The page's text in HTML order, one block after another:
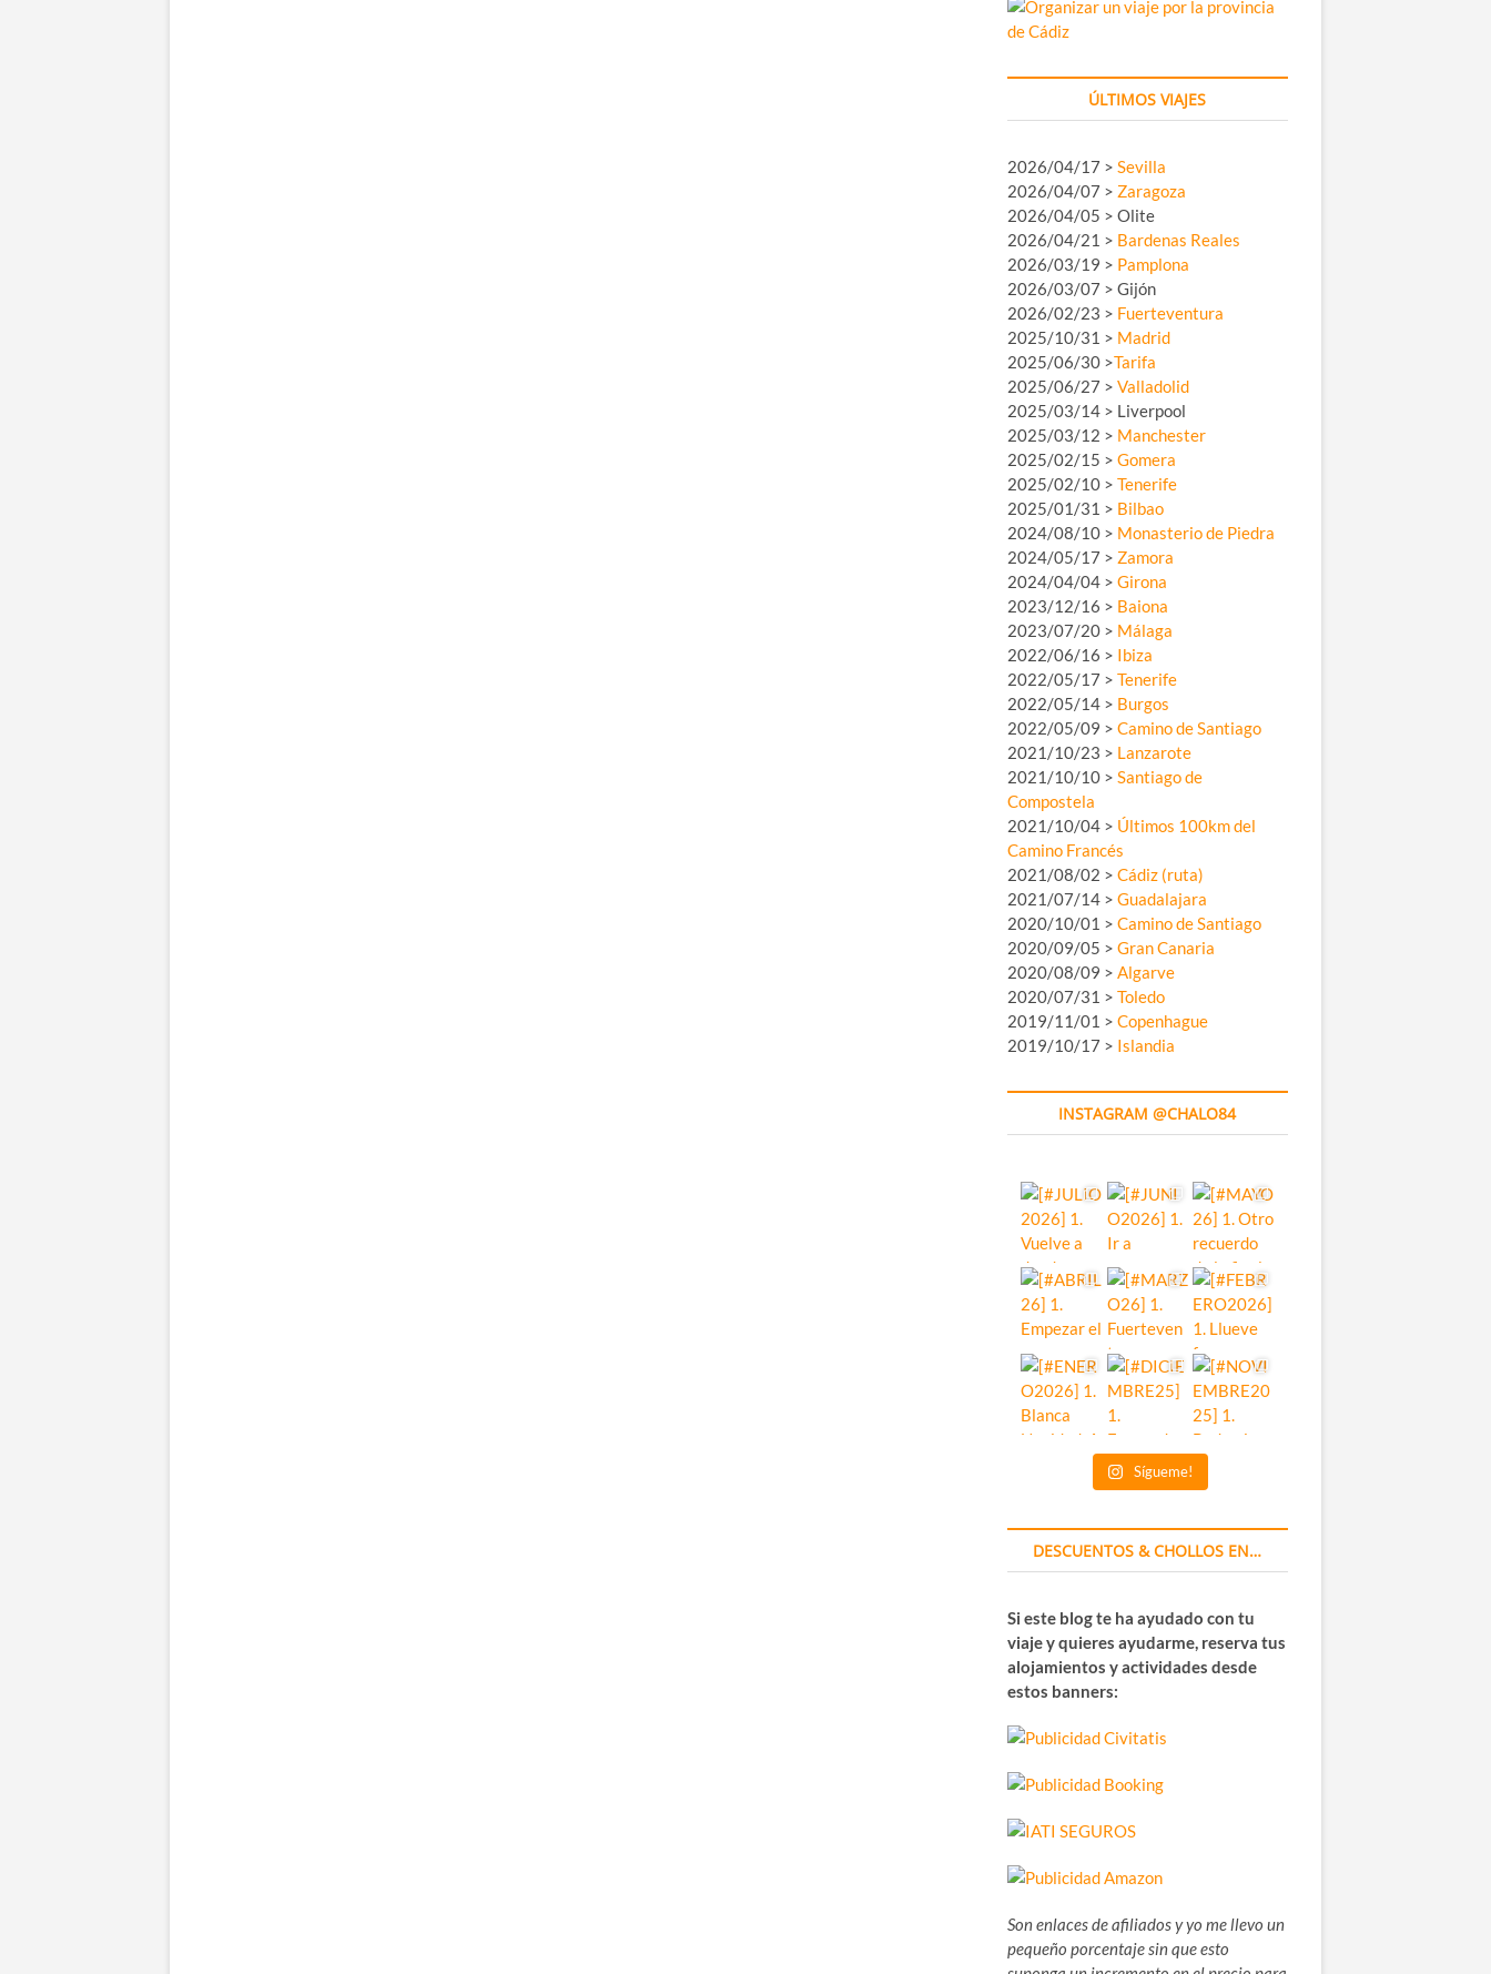
ÚLTIMOS VIAJES
2026/04/17 > Sevilla
2026/04/07 > Zaragoza
2026/04/05 > Olite
2026/04/21 > Bardenas Reales
2026/03/19 > Pamplona
2026/03/07 > Gijón
2026/02/23 > Fuerteventura
2025/10/31 > Madrid
2025/06/30 >Tarifa
2025/06/27 > Valladolid
2025/03/14 > Liverpool
2025/03/12 > Manchester
2025/02/15 > Gomera
2025/02/10 > Tenerife
2025/01/31 > Bilbao
2024/08/10 > Monasterio de Piedra
2024/05/17 > Zamora
2024/04/04 > Girona
2023/12/16 > Baiona
2023/07/20 > Málaga
2022/06/16 > Ibiza
2022/05/17 > Tenerife
2022/05/14 > Burgos
2022/05/09 > Camino de Santiago
2021/10/23 > Lanzarote
2021/10/10 > Santiago de
Compostela
2021/10/04 > Últimos 100km del
Camino Francés
2021/08/02 > Cádiz (ruta)
2021/07/14 > Guadalajara
2020/10/01 > Camino de Santiago
2020/09/05 > Gran Canaria
2020/08/09 > Algarve
2020/07/31 > Toledo
2019/11/01 > Copenhague
2019/10/17 > Islandia
INSTAGRAM @CHALO84
Sígueme!
DESCUENTOS & CHOLLOS EN…
Si este blog te ha ayudado con tu
viaje y quieres ayudarme, reserva tus
alojamientos y actividades desde
estos banners:
Son enlaces de afiliados y yo me llevo un
pequeño porcentaje sin que esto